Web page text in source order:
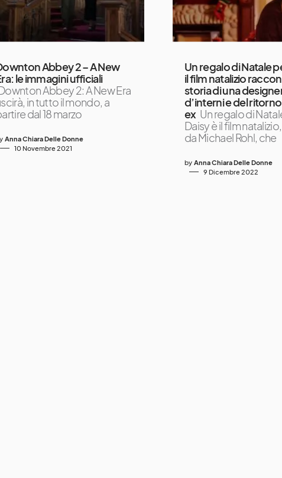
Abbey 2 – A New
le immagini ufficiali
Abbey 2: A New Era
in tutto il mondo, a
dal 18 marzo
Anna Chiara Delle Donne
10 Novembre 2021
Un regalo di Natale
il film natalizio
storia di una
d’interni e del
ex Un regalo di
Daisy è il film
da Michael Rohl, che
by Anna Chiara Delle Donne
9 Dicembre 2022